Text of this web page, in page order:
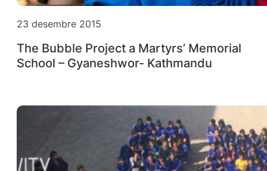
23 desembre 2015
The Bubble Project a Martyrs’ Memorial
School – Gyaneshwor- Kathmandu